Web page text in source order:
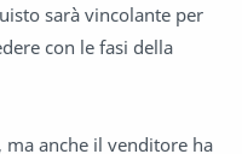
sarà vincolante per
con le fasi della
anche il venditore ha